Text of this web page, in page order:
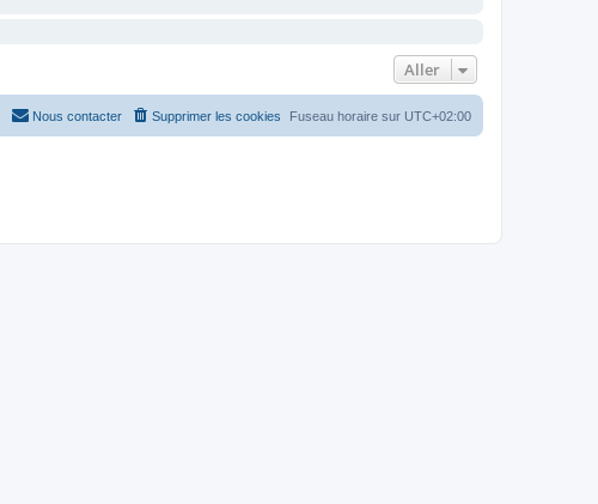
Aller
Fuseau horaire sur UTC+02:00
Supprimer les cookies
Nous contacter